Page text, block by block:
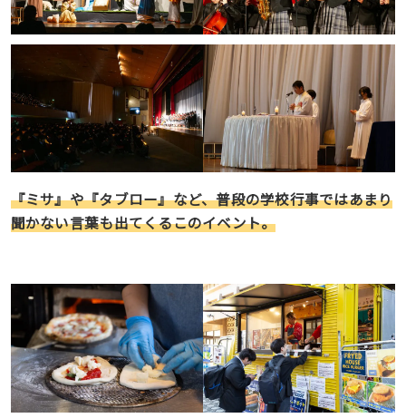
『ミサ』や『タブロー』など、普段の学校行事ではあまり
聞かない言葉も出てくるこのイベント。